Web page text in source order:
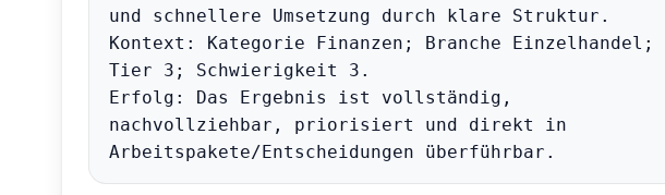
und schnellere Umsetzung durch klare Struktur.
Kontext: Kategorie Finanzen; Branche Einzelhandel;
Tier 3; Schwierigkeit 3.
Erfolg: Das Ergebnis ist vollständig,
nachvollziehbar, priorisiert und direkt in
Arbeitspakete/Entscheidungen überführbar.